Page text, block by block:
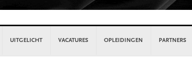
UITGELICHT VACATURES OPLEIDINGEN PARTNERS